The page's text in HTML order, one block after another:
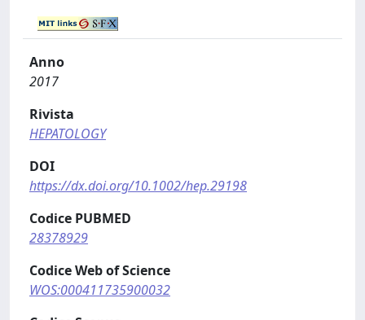
Anno
2017
Rivista
HEPATOLOGY
DOI
https://dx.doi.org/10.1002/hep.29198
Codice PUBMED
28378929
Codice Web of Science
WOS:000411735900032